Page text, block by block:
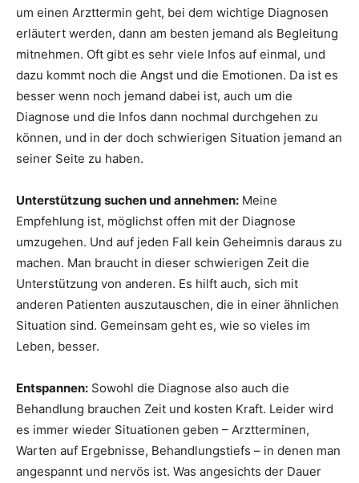
um einen Arzttermin geht, bei dem wichtige Diagnosen
erläutert werden, dann am besten jemand als Begleitung
mitnehmen. Oft gibt es sehr viele Infos auf einmal, und
dazu kommt noch die Angst und die Emotionen. Da ist es
besser wenn noch jemand dabei ist, auch um die
Diagnose und die Infos dann nochmal durchgehen zu
können, und in der doch schwierigen Situation jemand an
seiner Seite zu haben.
Unterstützung suchen und annehmen: Meine
Empfehlung ist, möglichst offen mit der Diagnose
umzugehen. Und auf jeden Fall kein Geheimnis daraus zu
machen. Man braucht in dieser schwierigen Zeit die
Unterstützung von anderen. Es hilft auch, sich mit
anderen Patienten auszutauschen, die in einer ähnlichen
Situation sind. Gemeinsam geht es, wie so vieles im
Leben, besser.
Entspannen: Sowohl die Diagnose also auch die
Behandlung brauchen Zeit und kosten Kraft. Leider wird
es immer wieder Situationen geben – Arztterminen,
Warten auf Ergebnisse, Behandlungstiefs – in denen man
angespannt und nervös ist. Was angesichts der Dauer